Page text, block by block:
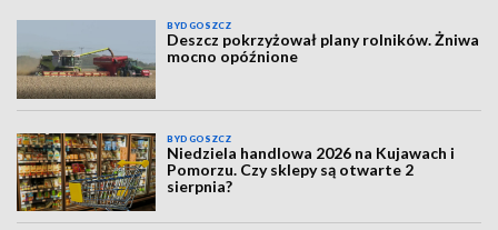
BYDGOSZCZ
Deszcz pokrzyżował plany rolników. Żniwa
mocno opóźnione
BYDGOSZCZ
Niedziela handlowa 2026 na Kujawach i
Pomorzu. Czy sklepy są otwarte 2
sierpnia?